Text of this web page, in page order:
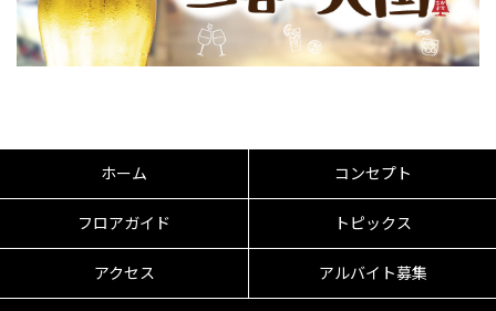
ホーム コンセプト
フロアガイド トピックス
アクセス アルバイト募集